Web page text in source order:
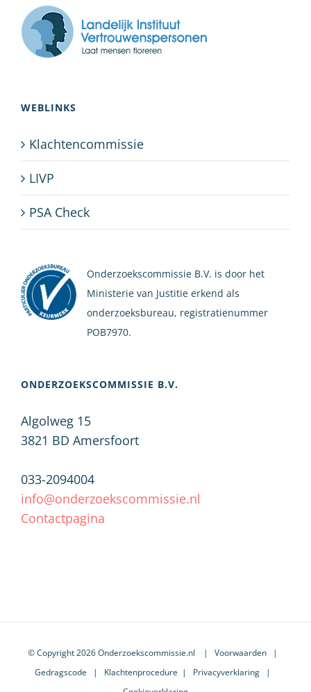
WEBLINKS
Klachtencommissie
LIVP
PSA Check
Onderzoekscommissie B.V. is door het
Ministerie van Justitie erkend als
onderzoeksbureau, registratienummer
POB7970.
ONDERZOEKSCOMMISSIE B.V.
Algolweg 15
3821 BD Amersfoort
033-2094004
info@onderzoekscommissie.nl
Contactpagina
© Copyright 2026 Onderzoekscommissie.nl | Voorwaarden|
Gedragscode | Klachtenprocedure | Privacyverklaring|